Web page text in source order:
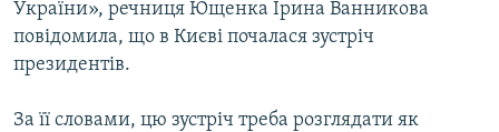
СВІДЧЕННЯ ОКУПАЦІЇ
УКРАЇНСЬКА ПРОБЛЕМА КРИМУ
Русский
Qırımtatar
України», речниця Ющенка Ірина Ванникова
повідомила, що в Києві почалася зустріч
президентів.
За її словами, цю зустріч треба розглядати як